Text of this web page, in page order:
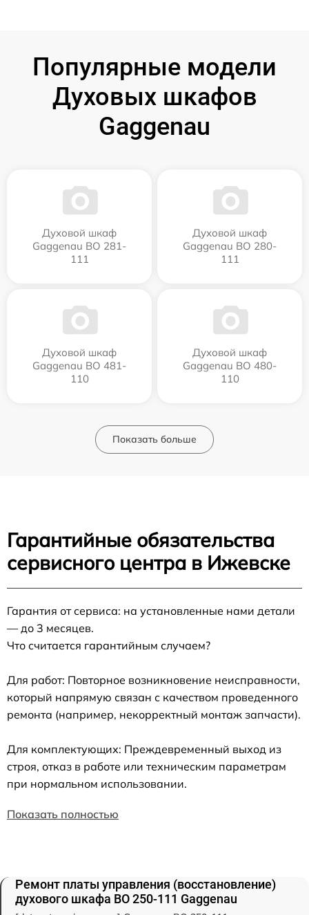
Популярные модели
Духовых шкафов
Gaggenau
Духовой шкаф
Gaggenau BO 281-
111
Духовой шкаф
Gaggenau BO 280-
111
Духовой шкаф
Gaggenau BO 481-
110
Духовой шкаф
Gaggenau BO 480-
110
Показать больше
Гарантийные обязательства
сервисного центра в Ижевске
Гарантия от сервиса: на установленные нами детали
— до 3 месяцев.
Что считается гарантийным случаем?
Для работ: Повторное возникновение неисправности,
который напрямую связан с качеством проведенного
ремонта (например, некорректный монтаж запчасти).
Для комплектующих: Преждевременный выход из
строя, отказ в работе или техническим параметрам
при нормальном использовании.
Показать полностью
Ремонт платы управления (восстановление)
духового шкафа BO 250-111 Gaggenau